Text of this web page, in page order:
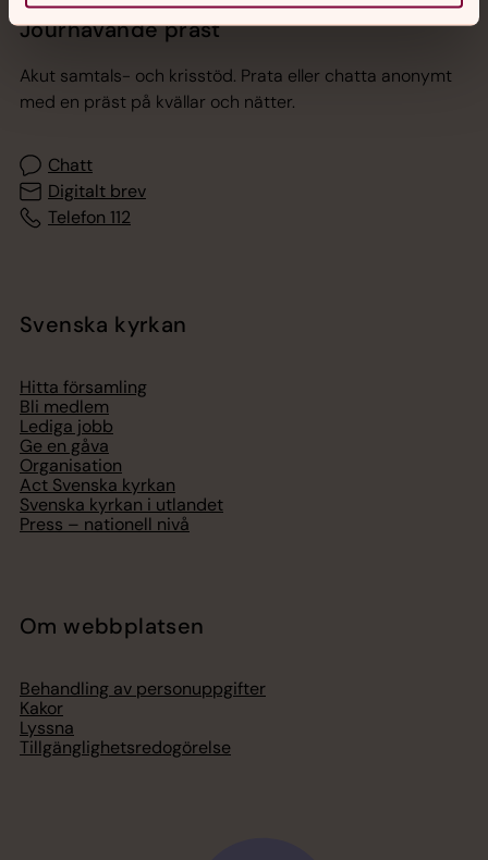
Jourhavande präst
Akut samtals- och krisstöd. Prata eller chatta anonymt
med en präst på kvällar och nätter.
Chatt
Digitalt brev
Telefon 112
Svenska kyrkan
Hitta församling
Bli medlem
Lediga jobb
Ge en gåva
Organisation
Act Svenska kyrkan
Svenska kyrkan i utlandet
Press – nationell nivå
Om webbplatsen
Behandling av personuppgifter
Kakor
Lyssna
Tillgänglighetsredogörelse